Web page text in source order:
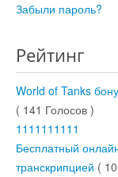
Забыли пароль?
Рейтинг
World of Tanks
( 141 Голосов )
1 1 1 1 1 1 1 1 1 1
Бесплатный
транскрипцией (